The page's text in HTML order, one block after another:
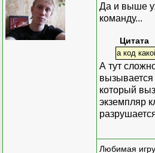
Да и выше
команду...
Цитата
а код
А тут
вызывается
который
экземпляр
Любимая